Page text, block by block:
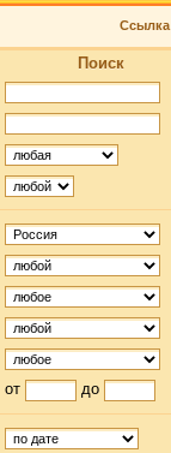
Ссылка
Поиск
от до